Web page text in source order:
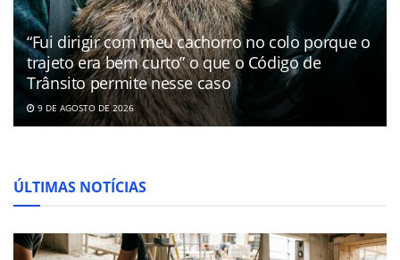
“Fui dirigir com meu cachorro no colo porque o
trajeto era bem curto” o que o Código de
Trânsito permite nesse caso
9 DE AGOSTO DE 2026
ÚLTIMAS NOTÍCIAS